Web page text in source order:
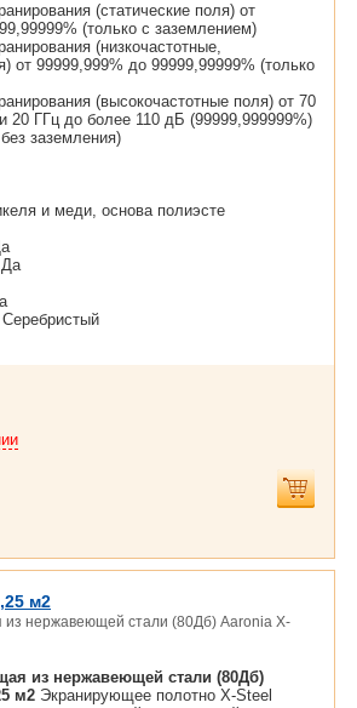
(статические поля) от
(только с заземлением)
(низкочастотные,
от 99999,999% до 99999,99999% (только
(высокочастотные поля) от 70
20 ГГц до более 110 дБ (99999,999999%)
заземления)
и меди, основа полиэсте
Да
м2
из нержавеющей стали (80Дб) Aaronia X-
из нержавеющей стали (80Дб)
м2 Экранирующее полотно X-Steel